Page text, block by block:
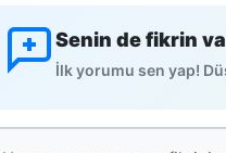
Senin de fikrin
İlk yorumu sen yap!